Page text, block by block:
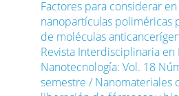
Factores para considerar
nanopartículas poliméricas
de moléculas
Revista Interdisciplinaria en
Nanotecnología: Vol. 18
semestre / Nanomateriales